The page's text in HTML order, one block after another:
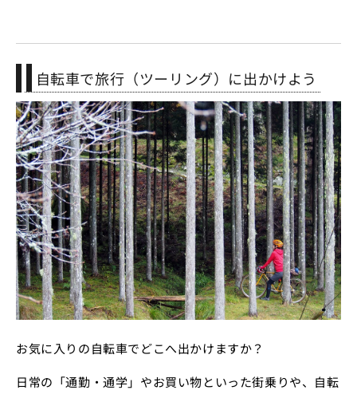
自転車で旅行（ツーリング）に出かけよう
お気に入りの自転車でどこへ出かけますか？
日常の「通勤・通学」やお買い物といった街乗りや、自転